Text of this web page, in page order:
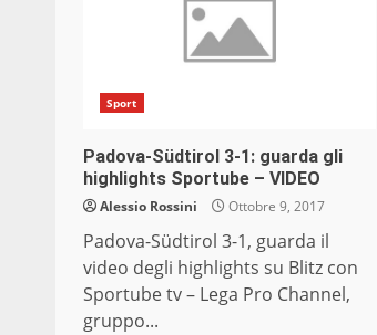
Sport
Padova-Südtirol 3-1: guarda gli
highlights Sportube – VIDEO
Alessio Rossini Ottobre 9, 2017
Padova-Südtirol 3-1, guarda il
video degli highlights su Blitz con
Sportube tv – Lega Pro Channel,
gruppo...